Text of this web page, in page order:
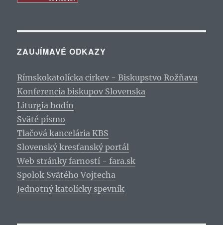
ZAUJÍMAVÉ ODKAZY
Rímskokatolícka cirkev - Biskupstvo Rožňava
Konferencia biskupov Slovenska
Liturgia hodín
Sväté písmo
Tlačová kancelária KBS
Slovenský kresťanský portál
Web stránky farností - fara.sk
Spolok Svätého Vojtecha
Jednotný katolícky spevník